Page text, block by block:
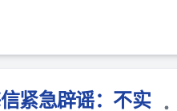
紧急辟谣：不实